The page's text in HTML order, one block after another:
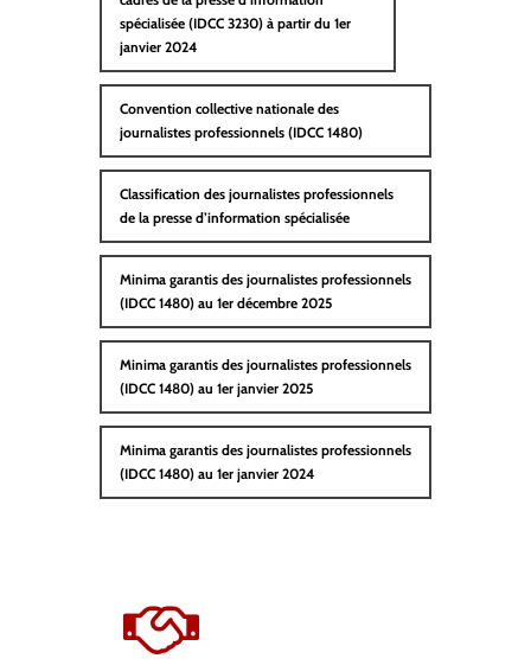
spécialisée (IDCC 3230) à partir du 1er
janvier 2024
Convention collective nationale des
journalistes professionnels (IDCC 1480)
Classification des journalistes professionnels
de la presse d’information spécialisée
Minima garantis des journalistes professionnels
(IDCC 1480) au 1er décembre 2025
Minima garantis des journalistes professionnels
(IDCC 1480) au 1er janvier 2025
Minima garantis des journalistes professionnels
(IDCC 1480) au 1er janvier 2024